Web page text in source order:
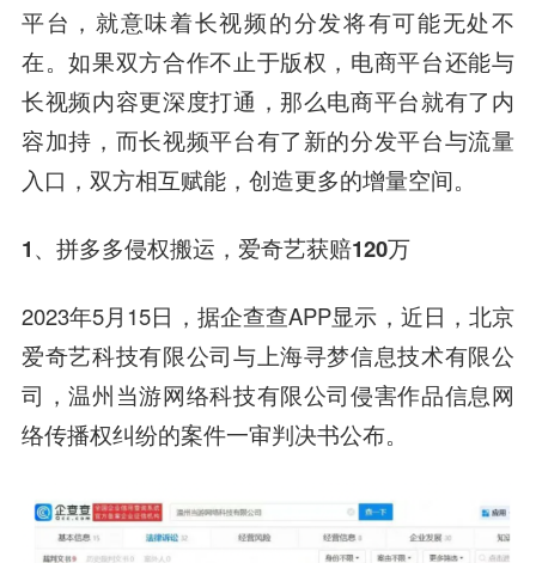
平台，就意味着长视频的分发将有可能无处不
在。如果双方合作不止于版权，电商平台还能与
长视频内容更深度打通，那么电商平台就有了内
容加持，而长视频平台有了新的分发平台与流量
入口，双方相互赋能，创造更多的增量空间。
1、拼多多侵权搬运， 爱奇艺获赔120万
2023年5月15日，据企查查APP显示，近日，北京
爱奇艺科技有限公司与上海寻梦信息技术有限公
司，温州当游网络科技有限公司侵害作品信息网
络传播权纠纷的案件一审判决书公布。